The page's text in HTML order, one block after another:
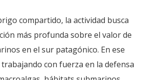
compartido, la actividad busca
más profunda sobre el valor de
en el sur patagónico. En ese
con fuerza en la defensa